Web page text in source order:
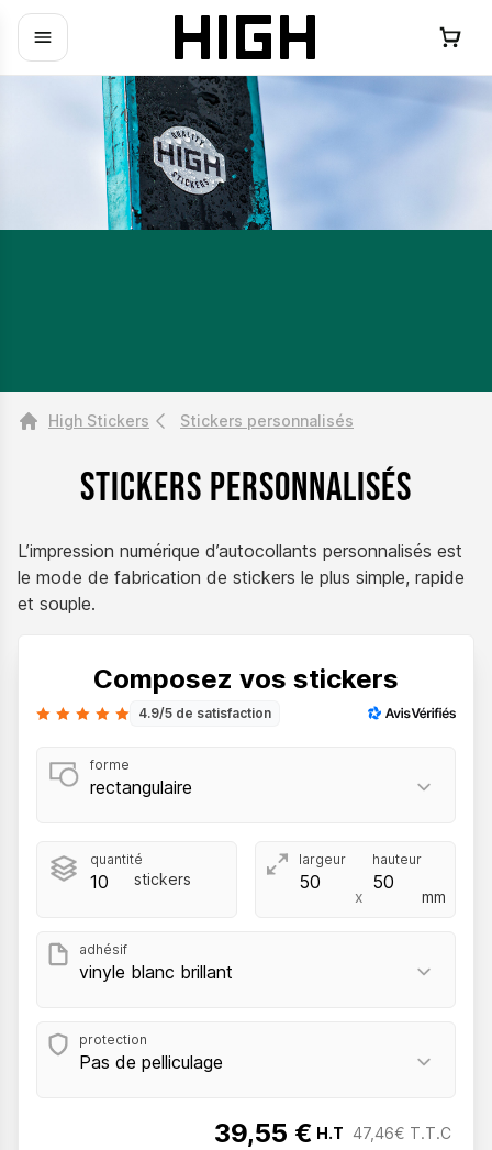
High Stickers Stickers personnalisés
Stickers personnalisés
L’impression numérique d’autocollants personnalisés est
le mode de fabrication de stickers le plus simple, rapide
et souple.
Composez vos stickers
4.9/5 de satisfaction
forme
quantité
stickers
largeur
x
hauteur
mm
adhésif
protection
39,55 € H.T 47,46€ T.T.C